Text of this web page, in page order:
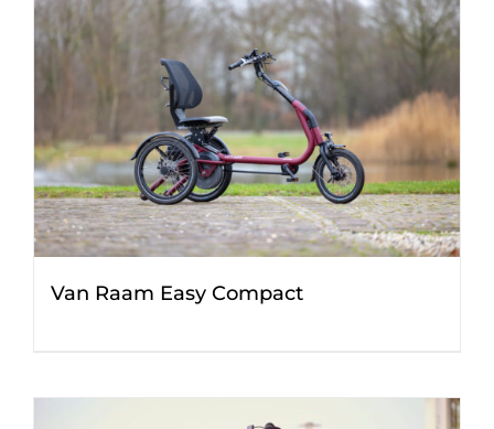
Van Raam Easy Compact